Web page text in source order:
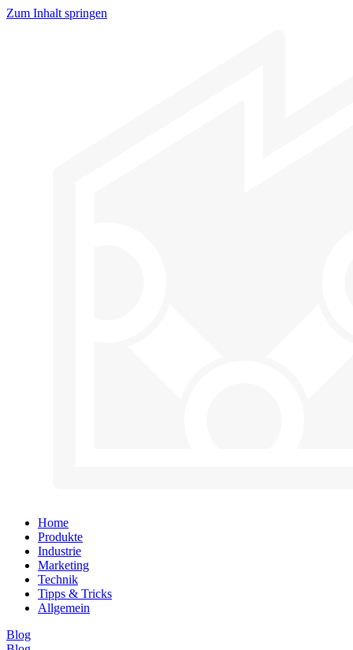
Zum Inhalt springen
Home
Produkte
Industrie
Marketing
Technik
Tipps & Tricks
Allgemein
Blog